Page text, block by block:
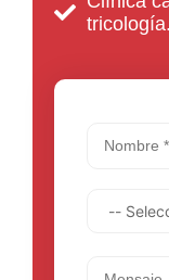
tricología.